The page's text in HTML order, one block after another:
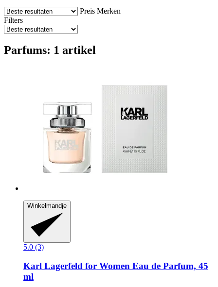
Preis Merken
Filters
Parfums: 1 artikel
Winkelmandje
5.0 (3)
Karl Lagerfeld for Women Eau de Parfum, 45
ml